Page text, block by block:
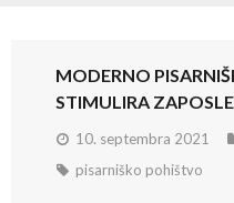
MODERNO
STIMULIRA
10. septembra 2021
pisarniško pohištvo